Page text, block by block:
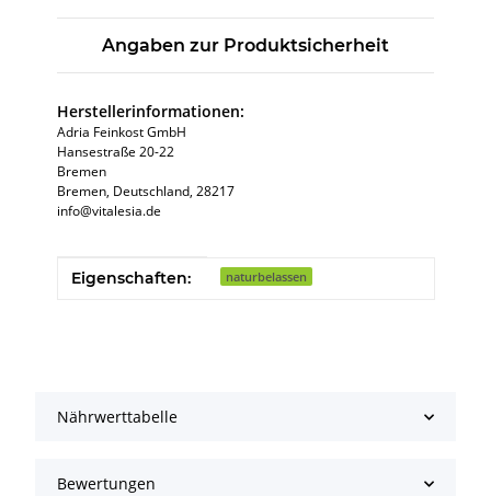
Angaben zur Produktsicherheit
Herstellerinformationen:
Adria Feinkost GmbH
Hansestraße 20-22
Bremen
Bremen, Deutschland, 28217
info@vitalesia.de
Produkteigenschaft
Wert
Eigenschaften: naturbelassen
Nährwerttabelle
Bewertungen